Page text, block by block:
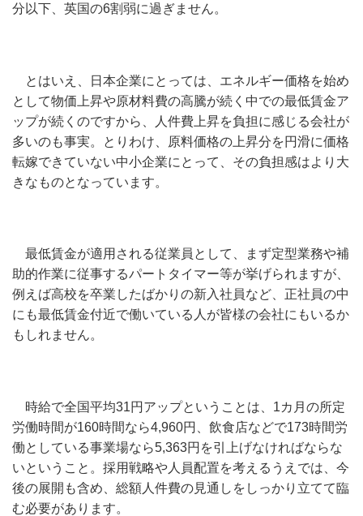
分以下、英国の6割弱に過ぎません。
とはいえ、日本企業にとっては、エネルギー価格を始め
として物価上昇や原材料費の高騰が続く中での最低賃金ア
ップが続くのですから、人件費上昇を負担に感じる会社が
多いのも事実。とりわけ、原料価格の上昇分を円滑に価格
転嫁できていない中小企業にとって、その負担感はより大
きなものとなっています。
最低賃金が適用される従業員として、まず定型業務や補
助的作業に従事するパートタイマー等が挙げられますが、
例えば高校を卒業したばかりの新入社員など、正社員の中
にも最低賃金付近で働いている人が皆様の会社にもいるか
もしれません。
時給で全国平均31円アップということは、1カ月の所定
労働時間が160時間なら4,960円、飲食店などで173時間労
働としている事業場なら5,363円を引上げなければならな
いということ。採用戦略や人員配置を考えるうえでは、今
後の展開も含め、総額人件費の見通しをしっかり立てて臨
む必要があります。